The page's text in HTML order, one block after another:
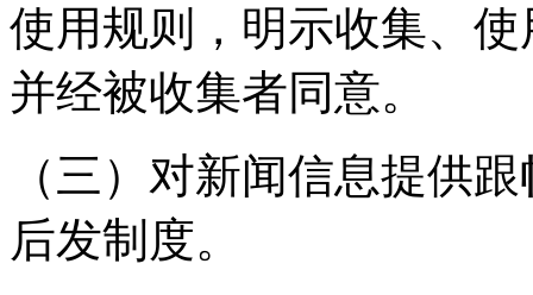
使用规则，明示收集、
并经被收集者同意。
（三）对新闻信息提供
后发制度。